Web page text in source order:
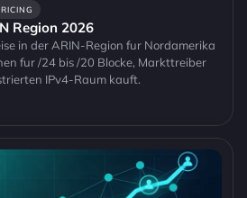
Region 2026
in der ARIN-Region fur Nordamerika
fur /24 bis /20 Blocke, Markttreiber
IPv4-Raum kauft.